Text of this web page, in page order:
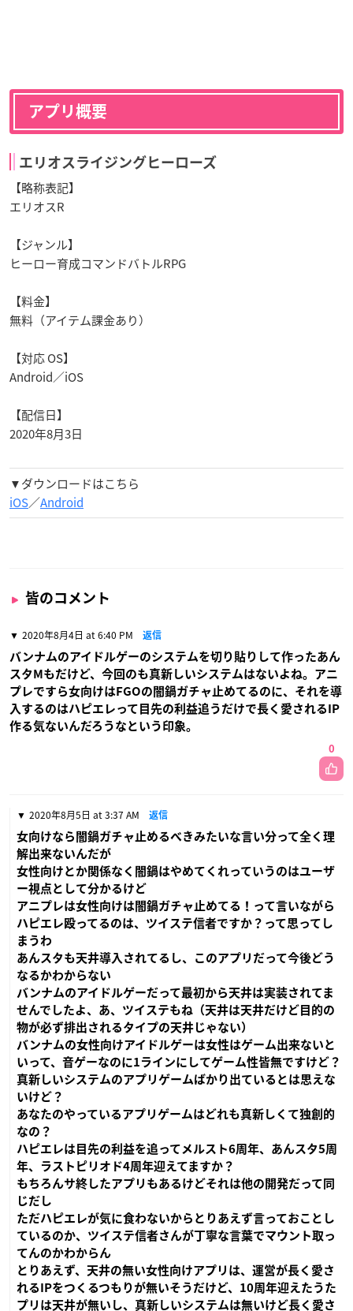
アプリ概要
エリオスライジングヒーローズ
【略称表記】
エリオスR
【ジャンル】
ヒーロー育成コマンドバトルRPG
【料金】
無料（アイテム課金あり）
【対応 OS】
Android／iOS
【配信日】
2020年8月3日
▼ダウンロードはこちら
iOS／Android
皆のコメント
2020年8月4日 at 6:40 PM 返信
バンナムのアイドルゲーのシステムを切り貼りして作ったあん
スタMもだけど、今回のも真新しいシステムはないよね。アニ
プレですら女向けはFGOの闇鍋ガチャ止めてるのに、それを導
入するのはハピエレって目先の利益追うだけで長く愛されるIP
作る気ないんだろうなという印象。
0
2020年8月5日 at 3:37 AM 返信
女向けなら闇鍋ガチャ止めるべきみたいな言い分って全く理
解出来ないんだが
女性向けとか関係なく闇鍋はやめてくれっていうのはユーザ
ー視点として分かるけど
アニプレは女性向けは闇鍋ガチャ止めてる！って言いながら
ハピエレ殴ってるのは、ツイステ信者ですか？って思ってし
まうわ
あんスタも天井導入されてるし、このアプリだって今後どう
なるかわからない
バンナムのアイドルゲーだって最初から天井は実装されてま
せんでしたよ、あ、ツイステもね（天井は天井だけど目的の
物が必ず排出されるタイプの天井じゃない）
バンナムの女性向けアイドルゲーは女性はゲーム出来ないと
いって、音ゲーなのに1ラインにしてゲーム性皆無ですけど？
真新しいシステムのアプリゲームばかり出ているとは思えな
いけど？
あなたのやっているアプリゲームはどれも真新しくて独創的
なの？
ハピエレは目先の利益を追ってメルスト6周年、あんスタ5周
年、ラストピリオド4周年迎えてますか？
もちろんサ終したアプリもあるけどそれは他の開発だって同
じだし
ただハピエレが気に食わないからとりあえず言っておことし
ているのか、ツイステ信者さんが丁寧な言葉でマウント取っ
てんのかわからん
とりあえず、天井の無い女性向けアプリは、運営が長く愛さ
れるIPをつくるつもりが無いそうだけど、10周年迎えたうた
プリは天井が無いし、真新しいシステムは無いけど長く愛さ